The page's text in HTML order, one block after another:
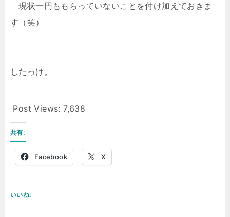
現状一円ももらっていないことを付け加えておきま
す（笑）
したっけ。
Post Views: 7,638
共有:
Facebook X
いいね: